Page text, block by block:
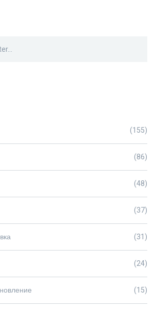
и простоте применения техник в
(155)
(86)
(48)
(37)
(31)
(24)
(15)